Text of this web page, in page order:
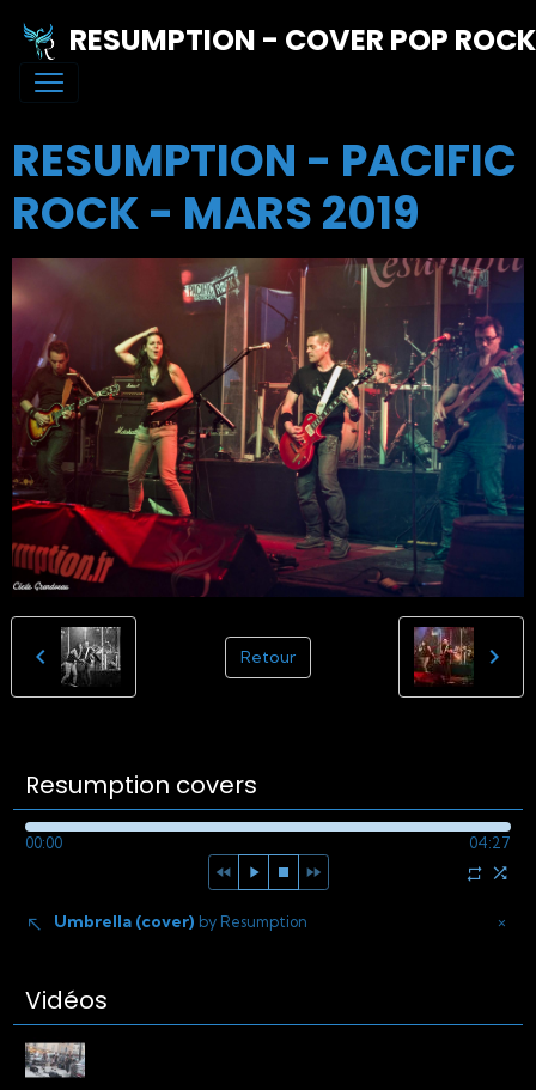
RESUMPTION - COVER POP ROCK
RESUMPTION - PACIFIC
ROCK - MARS 2019
Retour
Resumption covers
00:00 04:27
×
Umbrella (cover) by Resumption
Vidéos